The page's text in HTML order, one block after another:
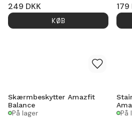
249 DKK
KØB
179
Skærmbeskytter Amazfit
Balance
På lager På